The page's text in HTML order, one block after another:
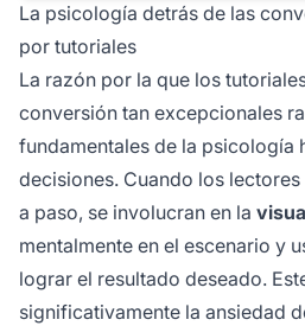
La psicología detrás de las
por tutoriales
La razón por la que los
conversión tan excepcionales
fundamentales de la psicología
decisiones. Cuando los
a paso, se involucran en la
mentalmente en el escenario y
lograr el resultado deseado.
significativamente la ansiedad